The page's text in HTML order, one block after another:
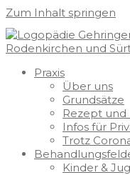
Zum Inhalt springen
Praxis
Über uns
Grundsätze
Rezept
Infos für
Trotz
Kinder &